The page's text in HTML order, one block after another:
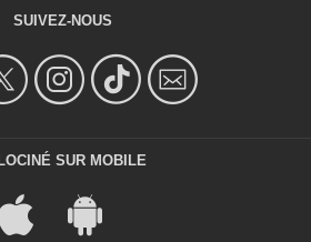
SUIVEZ-NOUS
SUR MOBILE